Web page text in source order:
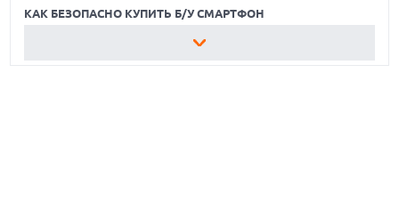
КАК БЕЗОПАСНО КУПИТЬ Б/У СМАРТФОН
ЛУЧШИЕ АВТОНОМНЫЕ ГАЗОНОКОСИЛКИ В 2026 ГОДУ